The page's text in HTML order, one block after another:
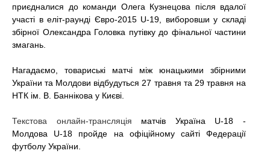
приєдналися до команди Олега Кузнецова після вдалої
участі в еліт-раунді Євро-2015 U-19, виборовши у складі
збірної Олександра Головка путівку до фінальної частини
змагань.
Нагадаємо, товариські матчі між юнацькими збірними
України та Молдови відбудуться 27 травня та 29 травня на
НТК ім. В. Баннікова у Києві.
Текстова онлайн-трансляція матчів Україна U-18 -
Молдова U-18 пройде на офіційному сайті Федерації
футболу України.